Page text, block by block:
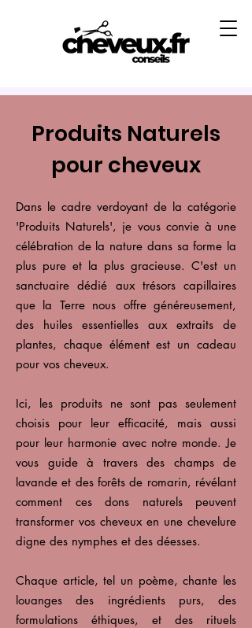
Produits Naturels
pour cheveux
Dans le cadre verdoyant de la catégorie
'Produits Naturels', je vous convie à une
célébration de la nature dans sa forme la
plus pure et la plus gracieuse. C'est un
sanctuaire dédié aux trésors capillaires
que la Terre nous offre généreusement,
des huiles essentielles aux extraits de
plantes, chaque élément est un cadeau
pour vos cheveux.
Ici, les produits ne sont pas seulement
choisis pour leur efficacité, mais aussi
pour leur harmonie avec notre monde. Je
vous guide à travers des champs de
lavande et des forêts de romarin, révélant
comment ces dons naturels peuvent
transformer vos cheveux en une chevelure
digne des nymphes et des déesses.
Chaque article, tel un poème, chante les
louanges des ingrédients purs, des
formulations éthiques, et des rituels